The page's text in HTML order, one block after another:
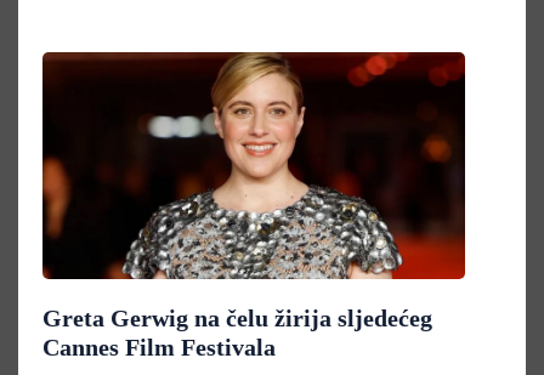
Greta Gerwig na čelu žirija sljedećeg
Cannes Film Festivala